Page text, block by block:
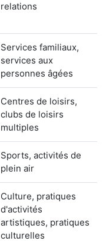
relations
Services familiaux,
services aux
personnes âgées
Centres de loisirs,
clubs de loisirs
multiples
Sports, activités de
plein air
Culture, pratiques
d'activités
artistiques, pratiques
culturelles